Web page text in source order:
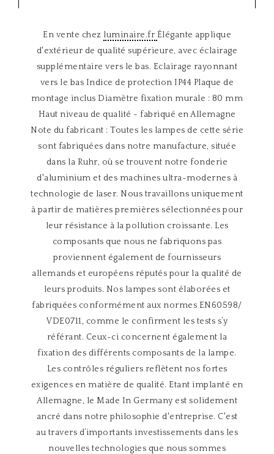
En vente chez luminaire.fr Élégante applique
d'extérieur de qualité supérieure, avec éclairage
supplémentaire vers le bas. Eclairage rayonnant
vers le bas Indice de protection IP44 Plaque de
montage inclus Diamètre fixation murale : 80 mm
Haut niveau de qualité - fabriqué en Allemagne
Note du fabricant : Toutes les lampes de cette série
sont fabriquées dans notre manufacture, située
dans la Ruhr, où se trouvent notre fonderie
d'aluminium et des machines ultra-modernes à
technologie de laser. Nous travaillons uniquement
à partir de matières premières sélectionnées pour
leur résistance à la pollution croissante. Les
composants que nous ne fabriquons pas
proviennent également de fournisseurs
allemands et européens réputés pour la qualité de
leurs produits. Nos lampes sont élaborées et
fabriquées conformément aux normes EN60598/
VDE0711, comme le confirment les tests s’y
référant. Ceux-ci concernent également la
fixation des différents composants de la lampe.
Les contrôles réguliers reflètent nos fortes
exigences en matière de qualité. Etant implanté en
Allemagne, le Made In Germany est solidement
ancré dans notre philosophie d'entreprise. C'est
au travers d’importants investissements dans les
nouvelles technologies que nous sommes